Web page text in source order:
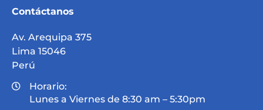
Contáctanos
Av. Arequipa 375
Lima 15046
Perú
Horario:
Lunes a Viernes de 8:30 am – 5:30pm